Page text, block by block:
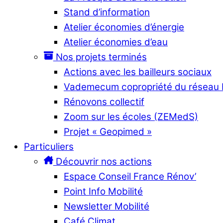
Stand d’information
Atelier économies d’énergie
Atelier économies d’eau
Nos projets terminés
Actions avec les bailleurs sociaux
Vademecum copropriété du réseau
Rénovons collectif
Zoom sur les écoles (ZEMedS)
Projet « Geopimed »
Particuliers
Découvrir nos actions
Espace Conseil France Rénov’
Point Info Mobilité
Newsletter Mobilité